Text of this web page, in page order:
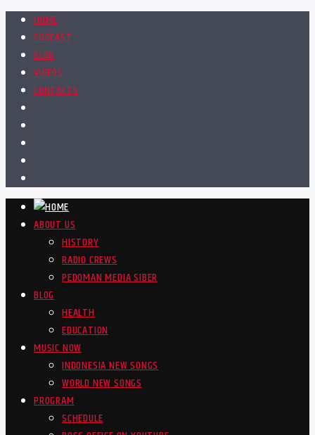
HOME
PODCAST
BLOG
VIDEOS
CONTACTS
ABOUT US
HISTORY
RADIO CREWS
PEDOMAN MEDIA SIBER
BLOG
HEALTH
EDUCATION
MUSIC NOW
INDONESIA NEW SONGS
WORLD NEW SONGS
PROGRAM
SCHEDULE